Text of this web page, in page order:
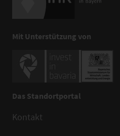
Mit Unterstützung von
Das Standortportal
Kontakt